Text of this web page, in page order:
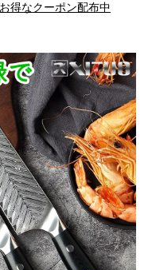
得なクーポン配布中